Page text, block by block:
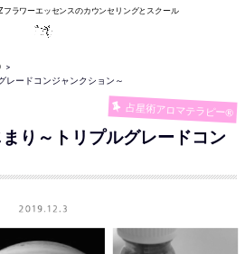
ラワーエッセンスのカウンセリングとスクール
レードコンジャンクション～
占星術アロマテラピー®
り～トリプルグレードコン